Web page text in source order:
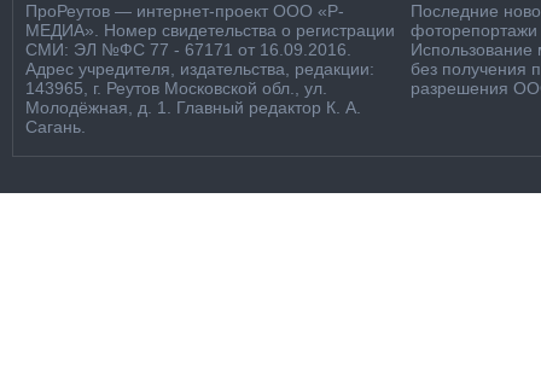
ПроРеутов — интернет-проект ООО «Р-
МЕДИА». Номер свидетельства о регистрации
СМИ: ЭЛ №ФС 77 - 67171 от 16.09.2016.
Адрес учредителя, издательства, редакции:
143965, г. Реутов Московской обл., ул.
Молодёжная, д. 1. Главный редактор К. А.
Сагань.
Последние
фоторепортажи
Использование
без получения
разрешения